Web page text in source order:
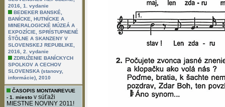
2016, 1. vydanie
BEDEKER BANSKÉ,
BANÍCKE, HUTNÍCKE A
MINERALOGICKÉ MÚZEÁ A
EXPOZÍCIE, SPRÍSTUPNENÉ
ŠTÔLNE A SKANZENY V
SLOVENSKEJ REPUBLIKE,
2016, 2. vydanie
ZDRUŽENIE BANÍCKYCH
SPOLKOV A CECHOV
SLOVENSKA (stanovy,
informácie), 2010
ČASOPIS MONTANREVUE
- 1. miesto v súťaži
MIESTNE NOVINY 2011!